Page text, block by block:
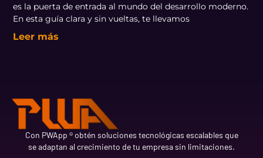
es la puerta de entrada al mundo del desarrollo moderno.
En esta guía clara y sin vueltas, te llevamos
Leer más
Con PWApp ® obtén soluciones tecnológicas escalables que
se adaptan al crecimiento de tu empresa sin limitaciones.